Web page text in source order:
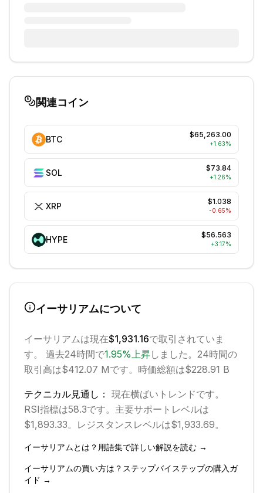
関連コイン
BTC $65,263.00
+1.63%
SOL $73.84
+1.26%
XRP $1.038
-0.65%
HYPE $56.563
+3.17%
イーサリアムについて
イーサリアムは現在$1,931.16で取引されていま
す。 過去24時間で1.95%上昇しました。 24時間の
取引高は$412.07 Mです。 時価総額は$228.91 B
テクニカル見通し： 現在横ばい トレンドです。
RSI指標は58.3です。 主要サポートレベルは
$1,893.33。 レジスタンスレベルは$1,933.69。
イーサリアムとは？用語集で詳しい解説を読む →
イーサリアムの買い方は？ステップバイステップの購入ガ
イド →